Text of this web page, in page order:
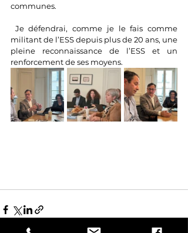
communes.
Je défendrai, comme je le fais comme
militant de l’ESS depuis plus de 20 ans, une
pleine reconnaissance de l’ESS et un
renforcement de ses moyens.